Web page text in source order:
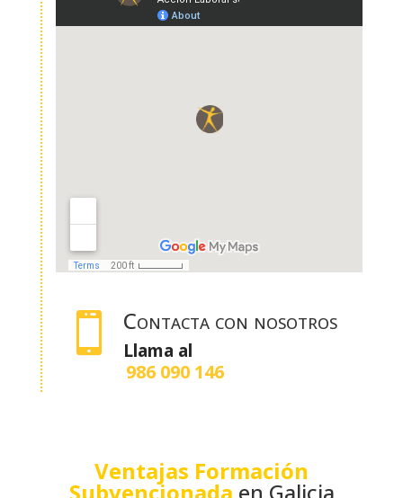
 Contacta con nosotros
Llama al
986 090 146
Ventajas Formación